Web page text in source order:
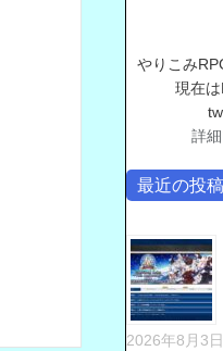
やりこみ
現在は
詳
最近の投稿
2026年8月3日